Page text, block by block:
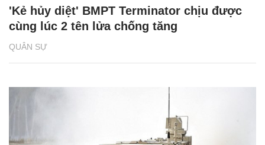
QUÂN SỰ
'Kẻ hủy diệt' BMPT Terminator chịu được
cùng lúc 2 tên lửa chống tăng